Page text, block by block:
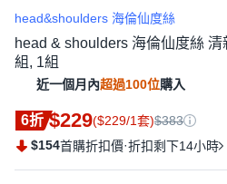
head&shoulders 海倫仙度絲
head & shoulders 海倫仙度絲
組, 1組
近一個月內超過100位購入
6折 $229($229/1套)$383
$154首購折扣價·折扣剩下14小時